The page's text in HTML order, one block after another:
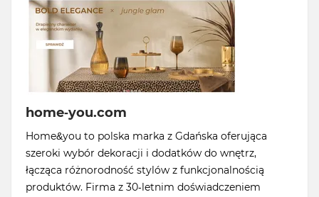
home-you.com
Home&you to polska marka z Gdańska oferująca
szeroki wybór dekoracji i dodatków do wnętrz,
łącząca różnorodność stylów z funkcjonalnością
produktów. Firma z 30-letnim doświadczeniem